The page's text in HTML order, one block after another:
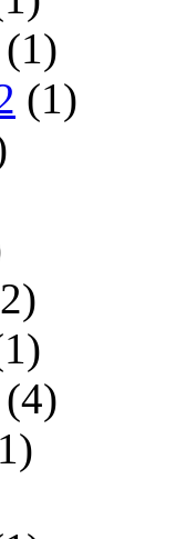
(1)
(1)
(4)